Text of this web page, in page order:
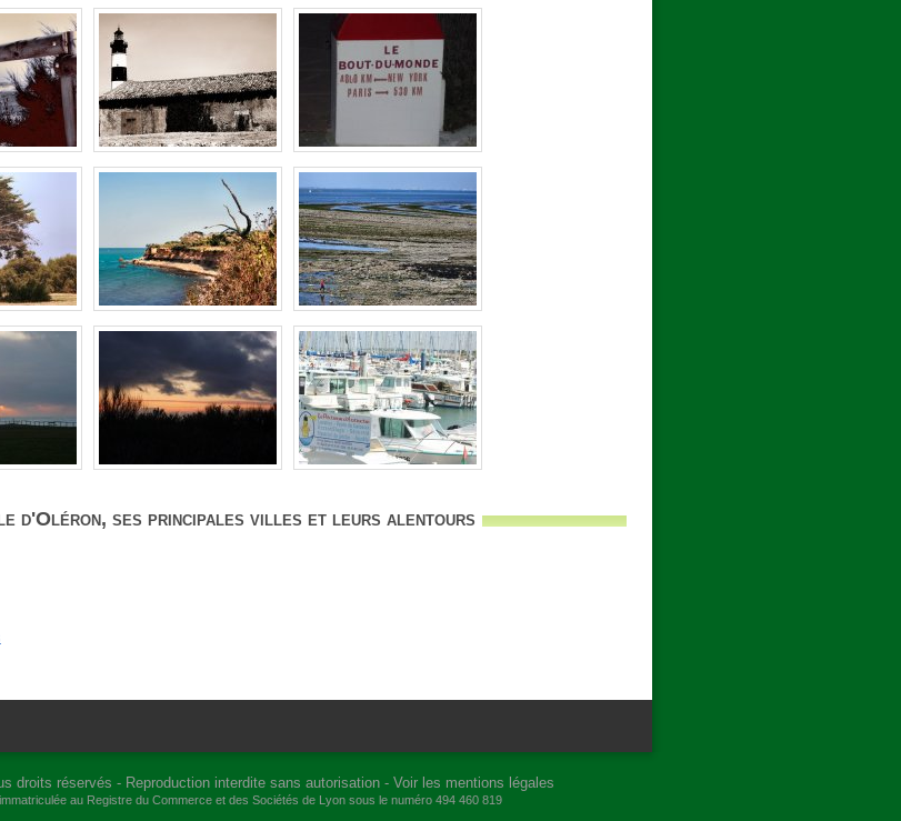
d'Oléron, ses principales villes et leurs alentours
droits réservés - Reproduction interdite sans autorisation - Voir les mentions légales
immatriculée au Registre du Commerce et des Sociétés de Lyon sous le numéro 494 460 819